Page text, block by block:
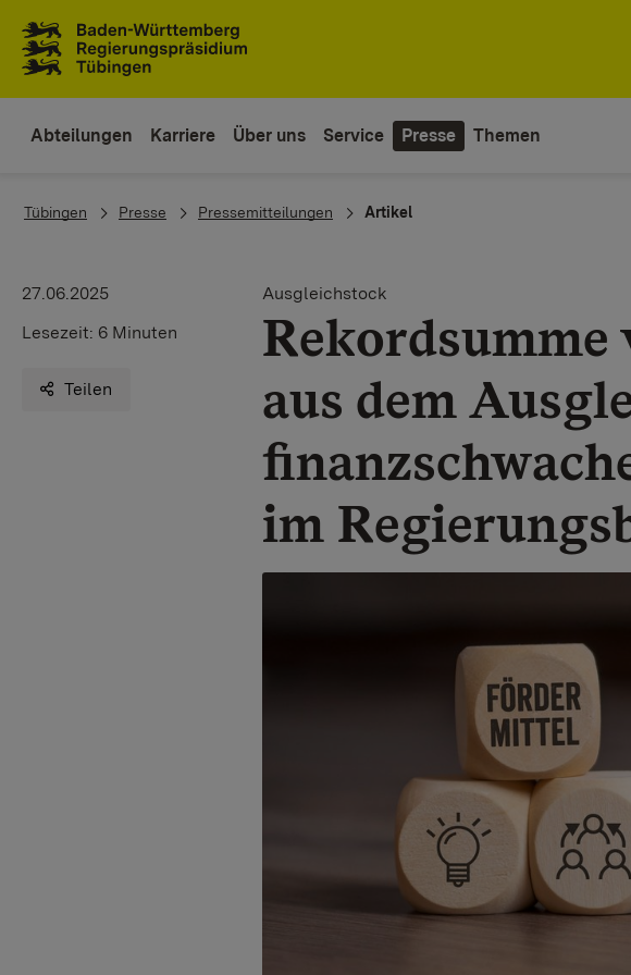
Abteilungen Karriere Über uns Service Presse Themen
You are here:
Tübingen Presse Pressemitteilungen Artikel
27.06.2025
Lesezeit: 6 Minuten
Teilen
Ausgleichstock
aus dem
im